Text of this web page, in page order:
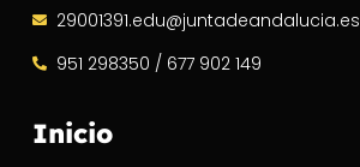
29001391.edu@juntadeandalucia.es
951 298350 / 677 902 149
Inicio